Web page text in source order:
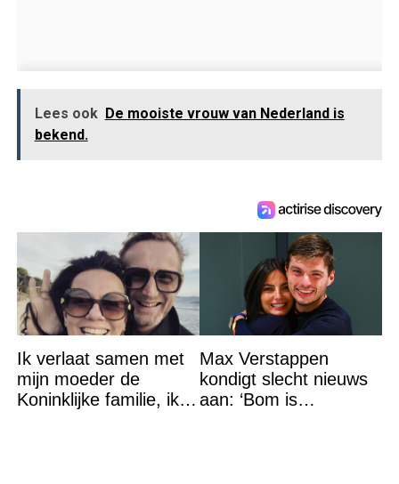
Lees ook De mooiste vrouw van Nederland is
bekend.
Ik verlaat samen met
mijn moeder de
Koninklijke familie, ik
Max Verstappen
kondigt slecht nieuws
aan: ‘Bom is